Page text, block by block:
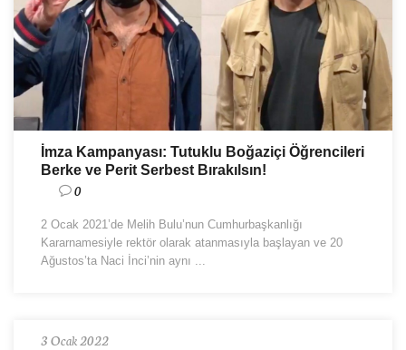
İmza Kampanyası: Tutuklu Boğaziçi Öğrencileri
Berke ve Perit Serbest Bırakılsın!
0
2 Ocak 2021’de Melih Bulu’nun Cumhurbaşkanlığı
Kararnamesiyle rektör olarak atanmasıyla başlayan ve 20
Ağustos’ta Naci İnci’nin aynı ...
3 Ocak 2022